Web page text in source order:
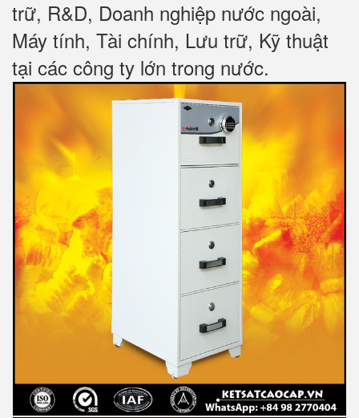
trữ, R&D, Doanh nghiệp nước ngoài,
Máy tính, Tài chính, Lưu trữ, Kỹ thuật
tại các công ty lớn trong nước.